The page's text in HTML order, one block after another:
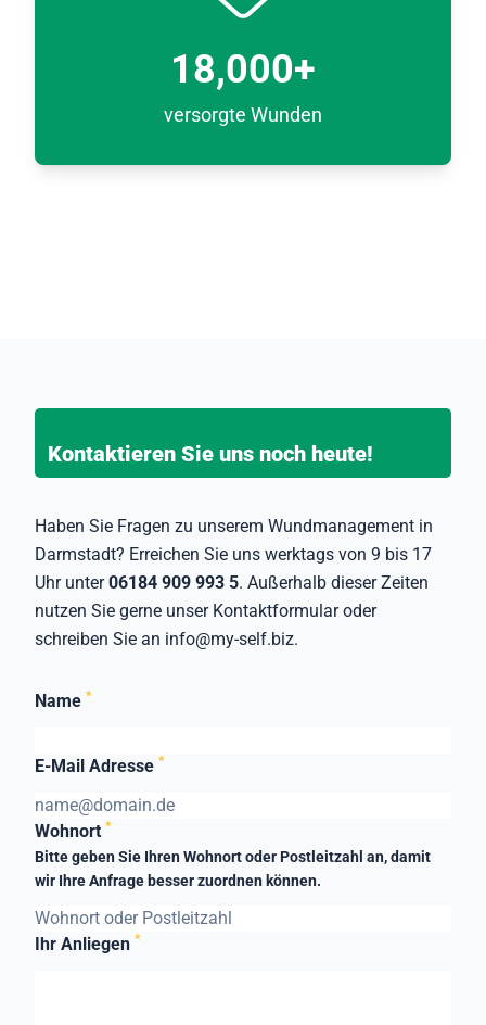
18,000+
versorgte Wunden
Kontaktieren Sie uns noch heute!
Haben Sie Fragen zu unserem Wundmanagement in
Darmstadt? Erreichen Sie uns werktags von 9 bis 17
Uhr unter06184 909 993 5. Außerhalb dieser Zeiten
nutzen Sie gerne unser Kontaktformular oder
schreiben Sie an info@my-self.biz.
Name *
E-Mail Adresse *
Wohnort *
Bitte geben Sie Ihren Wohnort oder Postleitzahl an, damit
wir Ihre Anfrage besser zuordnen können.
Ihr Anliegen *